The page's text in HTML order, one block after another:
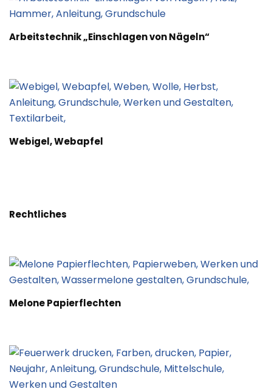
Arbeitstechnik „Einschlagen von Nägeln“
Webigel, Webapfel
Rechtliches
Melone Papierflechten